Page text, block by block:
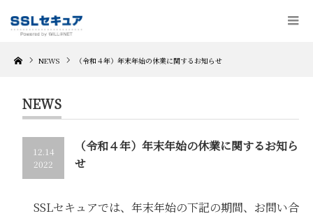
Home NEWS （令和４年）年末年始の休業に関するお知らせ
NEWS
12.14
2022
（令和４年）年末年始の休業に関するお知ら
せ
SSLセキュアでは、年末年始の下記の期間、お問い合